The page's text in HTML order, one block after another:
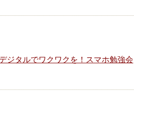
ジタルでワクワクを！スマホ勉強会